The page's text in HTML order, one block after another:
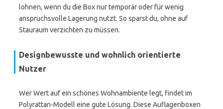
lohnen, wenn du die Box nur temporär oder für wenig
anspruchsvolle Lagerung nutzt. So sparst du, ohne auf
Stauraum verzichten zu müssen.
Designbewusste und wohnlich orientierte
Nutzer
Wer Wert auf ein schönes Wohnambiente legt, findet im
Polyrattan-Modell eine gute Lösung. Diese Auflagenboxen